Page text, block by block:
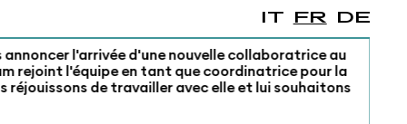
DE
FR
IT
annoncer l'arrivée d'une nouvelle collaboratrice au
rejoint l'équipe en tant que coordinatrice pour la
réjouissons de travailler avec elle et lui souhaitons